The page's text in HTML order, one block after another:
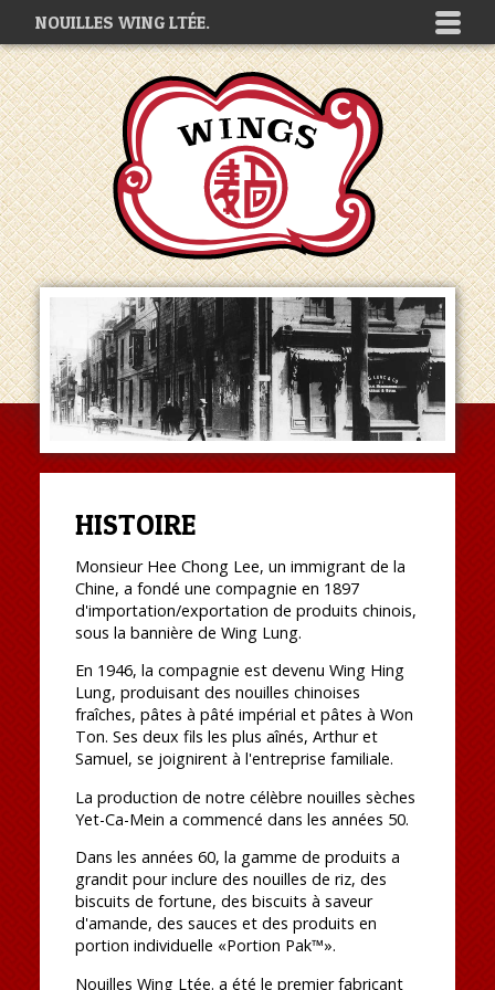
NOUILLES WING LTÉE.
1
2
3
HISTOIRE
Monsieur Hee Chong Lee, un immigrant de la
Chine, a fondé une compagnie en 1897
d'importation/exportation de produits chinois,
sous la bannière de Wing Lung.
En 1946, la compagnie est devenu Wing Hing
Lung, produisant des nouilles chinoises
fraîches, pâtes à pâté impérial et pâtes à Won
Ton. Ses deux fils les plus aînés, Arthur et
Samuel, se joignirent à l'entreprise familiale.
La production de notre célèbre nouilles sèches
Yet-Ca-Mein a commencé dans les années 50.
Dans les années 60, la gamme de produits a
grandit pour inclure des nouilles de riz, des
biscuits de fortune, des biscuits à saveur
d'amande, des sauces et des produits en
portion individuelle «Portion Pak™».
Nouilles Wing Ltée. a été le premier fabricant